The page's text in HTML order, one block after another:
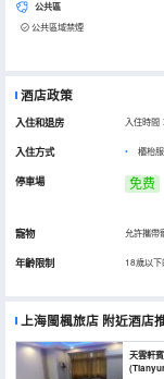
公共區
公共區域禁煙
酒店政策
入住和退房 入住時
入住方式 櫃枱
停車場 免费
寵物 允許攜帶
年齡限制 18歲以下
上海閩楓旅店 附近酒店
天雲軒